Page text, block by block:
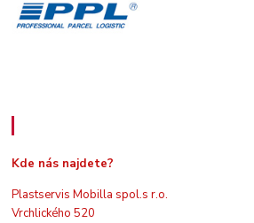
Kde nás najdete?
Plastservis Mobilla spol.s r.o.
Vrchlického 520